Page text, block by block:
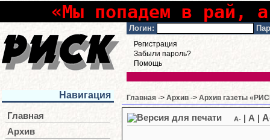
«Мы попадем в рай,
Логин:
Регистрация
Забыли пароль?
Помощь
Навигация
Главная
Архив
Главная -> Архив -> Архив газеты
A- A